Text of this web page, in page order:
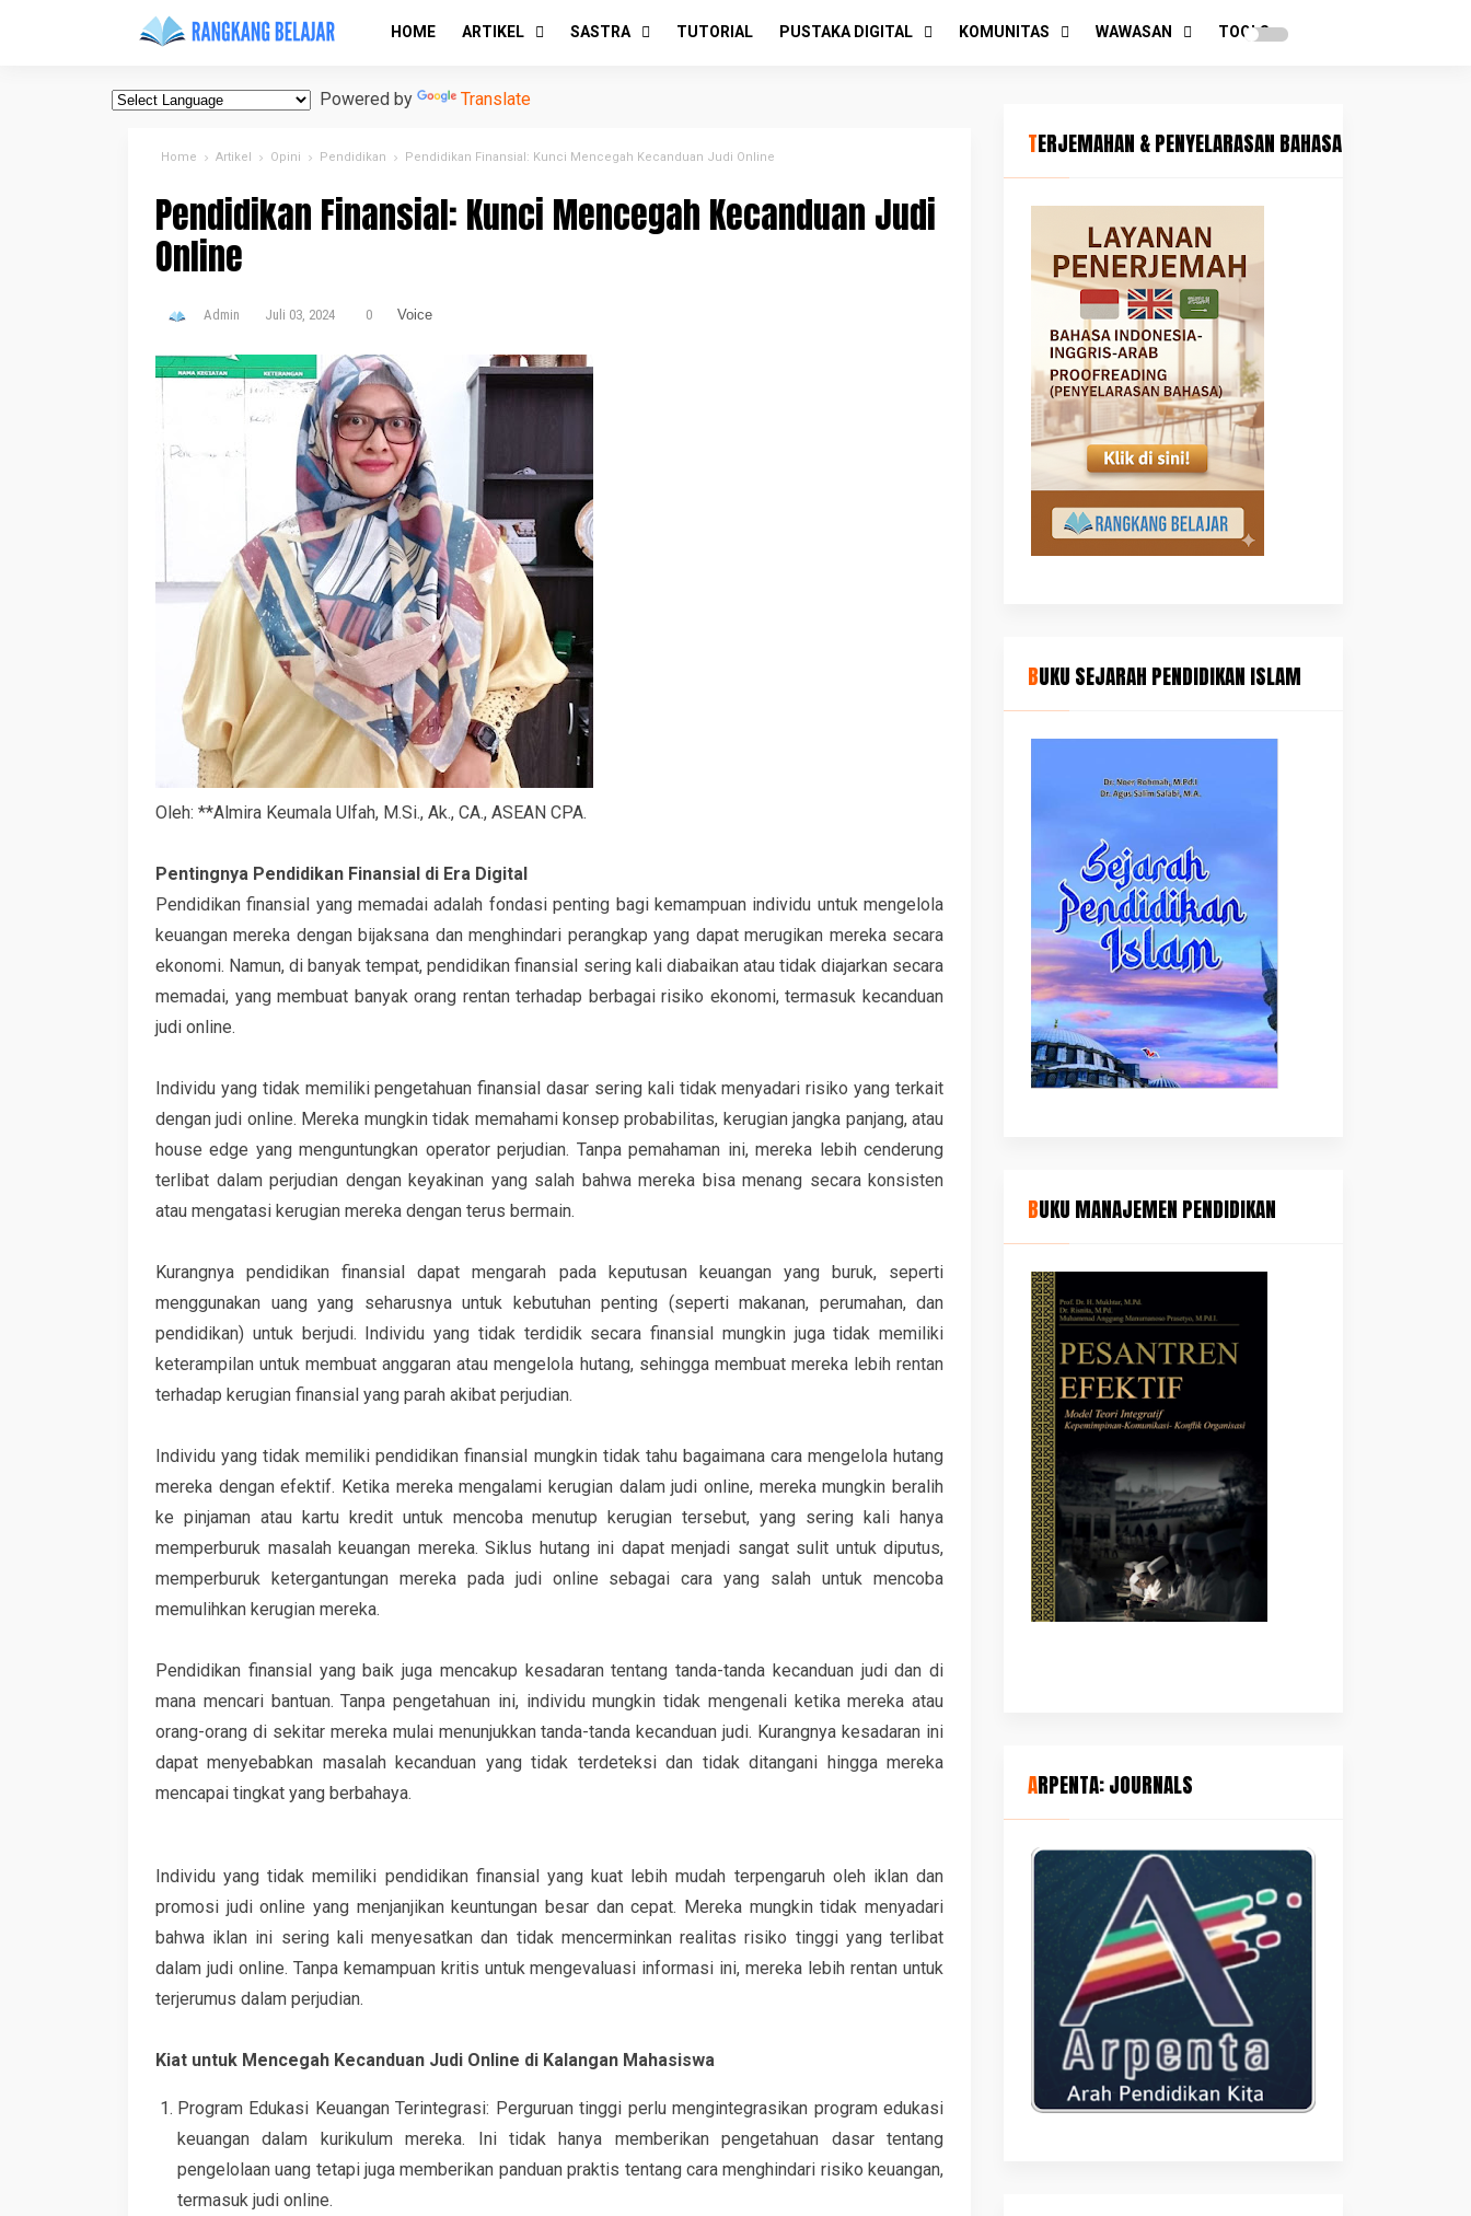
HOME ARTIKEL SASTRA TUTORIAL PUSTAKA DIGITAL KOMUNITAS WAWASAN TOOLS
Powered by Translate
Home Artikel Opini Pendidikan Pendidikan Finansial: Kunci Mencegah Kecanduan Judi Online
Pendidikan Finansial: Kunci Mencegah Kecanduan Judi
Online
Admin Juli 03, 2024 0 Voice
Oleh: **Almira Keumala Ulfah, M.Si., Ak., CA., ASEAN CPA.
Pentingnya Pendidikan Finansial di Era Digital
Pendidikan finansial yang memadai adalah fondasi penting bagi kemampuan individu untuk mengelola
keuangan mereka dengan bijaksana dan menghindari perangkap yang dapat merugikan mereka secara
ekonomi. Namun, di banyak tempat, pendidikan finansial sering kali diabaikan atau tidak diajarkan secara
memadai, yang membuat banyak orang rentan terhadap berbagai risiko ekonomi, termasuk kecanduan
judi online.
Individu yang tidak memiliki pengetahuan finansial dasar sering kali tidak menyadari risiko yang terkait
dengan judi online. Mereka mungkin tidak memahami konsep probabilitas, kerugian jangka panjang, atau
house edge yang menguntungkan operator perjudian. Tanpa pemahaman ini, mereka lebih cenderung
terlibat dalam perjudian dengan keyakinan yang salah bahwa mereka bisa menang secara konsisten
atau mengatasi kerugian mereka dengan terus bermain.
Kurangnya pendidikan finansial dapat mengarah pada keputusan keuangan yang buruk, seperti
menggunakan uang yang seharusnya untuk kebutuhan penting (seperti makanan, perumahan, dan
pendidikan) untuk berjudi. Individu yang tidak terdidik secara finansial mungkin juga tidak memiliki
keterampilan untuk membuat anggaran atau mengelola hutang, sehingga membuat mereka lebih rentan
terhadap kerugian finansial yang parah akibat perjudian.
Individu yang tidak memiliki pendidikan finansial mungkin tidak tahu bagaimana cara mengelola hutang
mereka dengan efektif. Ketika mereka mengalami kerugian dalam judi online, mereka mungkin beralih
ke pinjaman atau kartu kredit untuk mencoba menutup kerugian tersebut, yang sering kali hanya
memperburuk masalah keuangan mereka. Siklus hutang ini dapat menjadi sangat sulit untuk diputus,
memperburuk ketergantungan mereka pada judi online sebagai cara yang salah untuk mencoba
memulihkan kerugian mereka.
Pendidikan finansial yang baik juga mencakup kesadaran tentang tanda-tanda kecanduan judi dan di
mana mencari bantuan. Tanpa pengetahuan ini, individu mungkin tidak mengenali ketika mereka atau
orang-orang di sekitar mereka mulai menunjukkan tanda-tanda kecanduan judi. Kurangnya kesadaran ini
dapat menyebabkan masalah kecanduan yang tidak terdeteksi dan tidak ditangani hingga mereka
mencapai tingkat yang berbahaya.
Individu yang tidak memiliki pendidikan finansial yang kuat lebih mudah terpengaruh oleh iklan dan
promosi judi online yang menjanjikan keuntungan besar dan cepat. Mereka mungkin tidak menyadari
bahwa iklan ini sering kali menyesatkan dan tidak mencerminkan realitas risiko tinggi yang terlibat
dalam judi online. Tanpa kemampuan kritis untuk mengevaluasi informasi ini, mereka lebih rentan untuk
terjerumus dalam perjudian.
Kiat untuk Mencegah Kecanduan Judi Online di Kalangan Mahasiswa
Program Edukasi Keuangan Terintegrasi: Perguruan tinggi perlu mengintegrasikan program edukasi
keuangan dalam kurikulum mereka. Ini tidak hanya memberikan pengetahuan dasar tentang
pengelolaan uang tetapi juga memberikan panduan praktis tentang cara menghindari risiko keuangan,
termasuk judi online.
TERJEMAHAN & PENYELARASAN BAHASA
BUKU SEJARAH PENDIDIKAN ISLAM
BUKU MANAJEMEN PENDIDIKAN
ARPENTA: JOURNALS